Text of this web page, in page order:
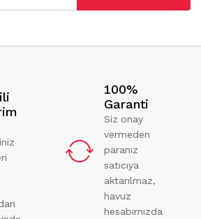
100%
Garanti
Siz onay
vermeden
paranız
satıcıya
aktarılmaz,
havuz
hesabımızda